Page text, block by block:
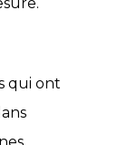
qui ont